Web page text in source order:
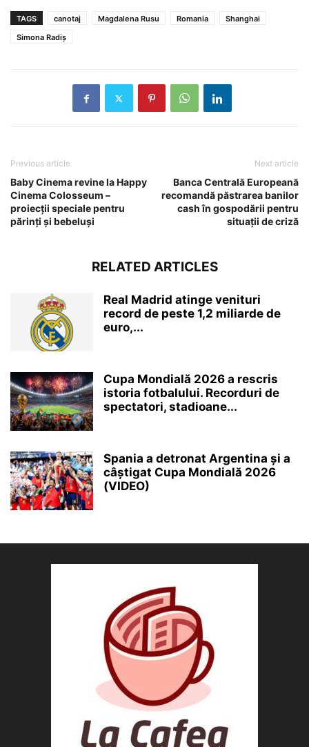
TAGS canotaj Magdalena Rusu Romania
Shanghai
Simona Radiș
Previous article
Baby Cinema revine la Happy
Cinema Colosseum –
proiecții speciale pentru
părinți și bebeluși
Next article
Banca Centrală Europeană
recomandă păstrarea banilor
cash în gospodării pentru
situații de criză
RELATED ARTICLES
Real Madrid atinge venituri
record de peste 1,2 miliarde de
euro,...
Cupa Mondială 2026 a rescris
istoria fotbalului. Recorduri de
spectatori, stadioane...
Spania a detronat Argentina și a
câștigat Cupa Mondială 2026
(VIDEO)